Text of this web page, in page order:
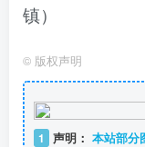
镇）
© 版权声明
1 声明： 本站部分